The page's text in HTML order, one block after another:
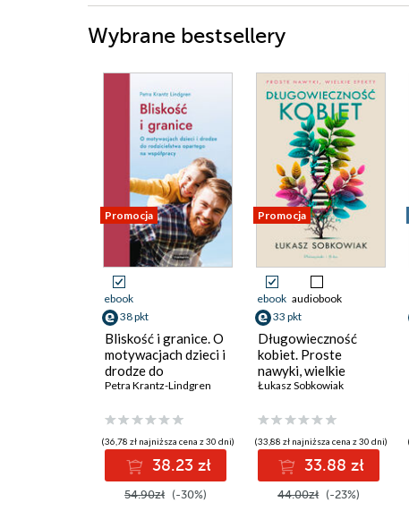
Wybrane bestsellery
Promocja
ebook
38 pkt
Bliskość i granice. O
motywacjach dzieci i
drodze do
rodzicielstwa
współpracy. O
motywacjach dzieci i
drodze do
rodzicielstwa
opartego na
współpracy
Petra Krantz-Lindgren
(36,78 zł najniższa cena z 30 dni)
38.23 zł
54.90zł (-30%)
Promocja
ebook audiobook
33 pkt
Długowieczność
kobiet. Proste
nawyki, wielkie
efekty
Łukasz Sobkowiak
(33,88 zł najniższa cena z 30 dni)
33.88 zł
44.00zł (-23%)